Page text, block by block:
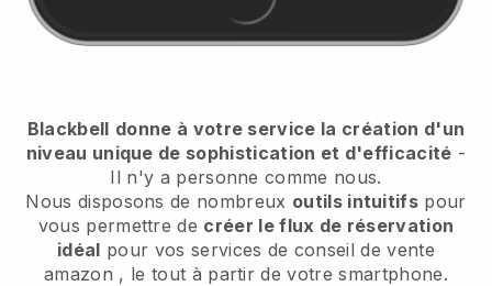
Blackbell donne à votre service la création d'un
niveau unique de sophistication et d'efficacité -
Il n'y a personne comme nous.
Nous disposons de nombreux outils intuitifs pour
vous permettre de créer le flux de réservation
idéal pour vos services de conseil de vente
amazon , le tout à partir de votre smartphone.